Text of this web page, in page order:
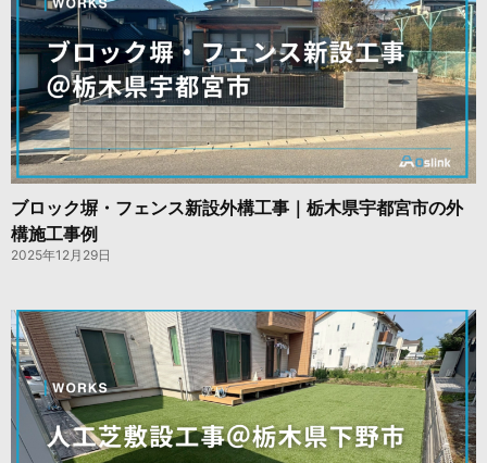
ブロック塀・フェンス新設外構工事｜栃木県宇都宮市の外
構施工事例
2025年12月29日